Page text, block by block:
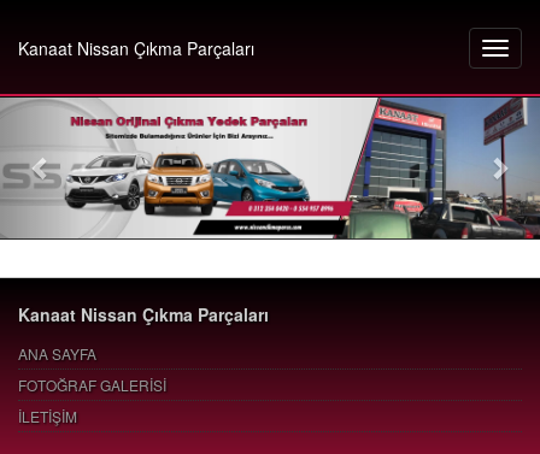
Kanaat Nissan Çıkma Parçaları
Kanaat Nissan Çıkma Parçaları
ANA SAYFA
FOTOĞRAF GALERİSİ
İLETİŞİM